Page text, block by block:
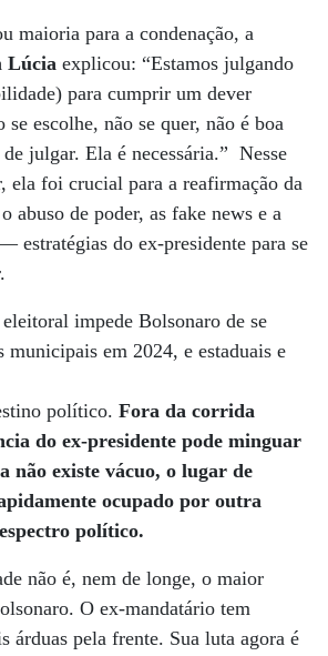
maioria para a condenação, a
Lúcia explicou: “Estamos julgando
para cumprir um dever
escolhe, não se quer, não é boa
julgar. Ela é necessária.” Nesse
ela foi crucial para a reafirmação da
abuso de poder, as fake news e a
estratégias do ex-presidente para se
impede Bolsonaro de se
municipais em 2024, e estaduais e
político. Fora da corrida
do ex-presidente pode minguar
não existe vácuo, o lugar de
ocupado por outra
político.
não é, nem de longe, o maior
O ex-mandatário tem
árduas pela frente. Sua luta agora é